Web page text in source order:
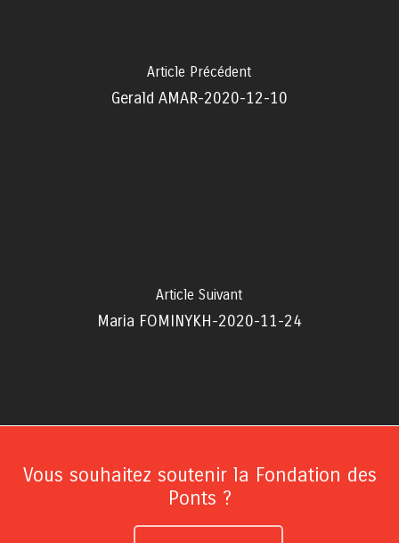
Article Précédent
Gerald AMAR-2020-12-10
Article Suivant
Maria FOMINYKH-2020-11-24
Vous souhaitez soutenir la Fondation des
Ponts ?